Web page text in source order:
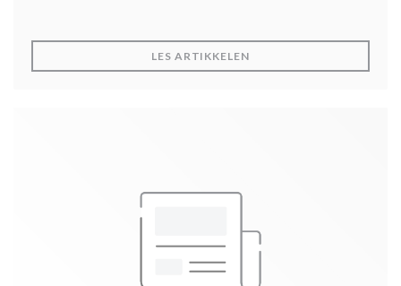
LES ARTIKKELEN((ÅPNER I ET NYTT